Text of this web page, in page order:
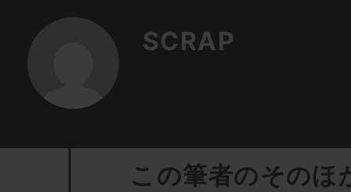
SCRAP
この筆者のそのほ